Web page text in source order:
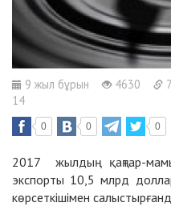
9 жыл бұрын 4630
14
0 0 0
2017 жылдың қаңтар-
экспорты 10,5 млрд
көрсеткішімен